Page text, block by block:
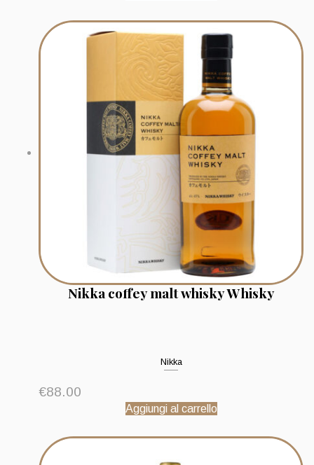
Nikka coffey malt whisky Whisky
Nikka
€88.00
Aggiungi al carrello